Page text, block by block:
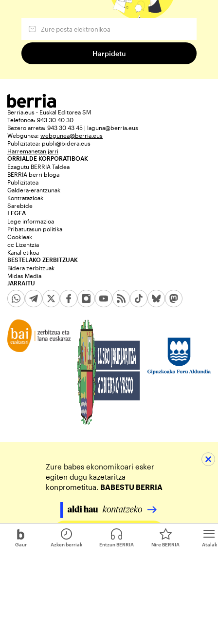
Gaur Atalak
Azken berriak Entzun BERRIA Nire BERRIA
Berria.eus - Euskal Editorea SM
Telefonoa: 943 30 40 30
Bezero arreta: 943 30 43 45 | laguna@berria.eus
Webgunea: webgunea@berria.eus
Publizitatea: publi@bidera.eus
Harremanetan jarri
ORRIALDE KORPORATIBOAK
Ezagutu BERRIA Taldea
BERRIA berri bloga
Publizitatea
Galdera-erantzunak
Kontratazioak
Sarebide
JARRAITU
LEGEA
Lege informazioa
Pribatutasun politika
Cookieak
cc Lizentzia
Kanal etikoa
BESTELAKO ZERBITZUAK
Bidera zerbitzuak
Midas Media
Zure babes ekonomikoari esker
egiten dugu kazetaritza
konprometitua. BABESTU BERRIA
Egin zure ekarpena